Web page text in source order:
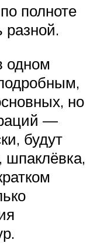
полноте
одном
но
—
будут
шпаклёвка,